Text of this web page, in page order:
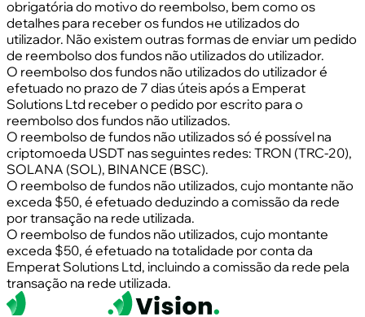
obrigatória do motivo do reembolso, bem como os
detalhes para receber os fundos не utilizados do
utilizador. Não existem outras formas de enviar um pedido
de reembolso dos fundos não utilizados do utilizador.
O reembolso dos fundos não utilizados do utilizador é
efetuado no prazo de 7 dias úteis após a Emperat
Solutions Ltd receber o pedido por escrito para o
reembolso dos fundos não utilizados.
O reembolso de fundos não utilizados só é possível na
criptomoeda USDT nas seguintes redes: TRON (TRC-20),
SOLANA (SOL), BINANCE (BSC).
O reembolso de fundos não utilizados, cujo montante não
exceda $50, é efetuado deduzindo a comissão da rede
por transação na rede utilizada.
O reembolso de fundos não utilizados, cujo montante
exceda $50, é efetuado na totalidade por conta da
Emperat Solutions Ltd, incluindo a comissão da rede pela
transação na rede utilizada.